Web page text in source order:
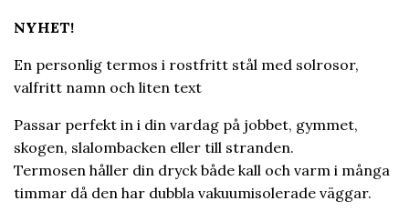
NYHET!
En personlig termos i rostfritt stål med solrosor,
valfritt namn och liten text
Passar perfekt in i din vardag på jobbet, gymmet,
skogen, slalombacken eller till stranden.
Termosen håller din dryck både kall och varm i många
timmar då den har dubbla vakuumisolerade väggar.